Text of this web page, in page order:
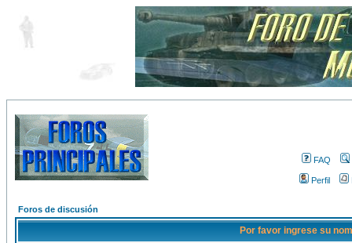
FAQ
Perfil
Foros de discusión
Por favor ingrese su